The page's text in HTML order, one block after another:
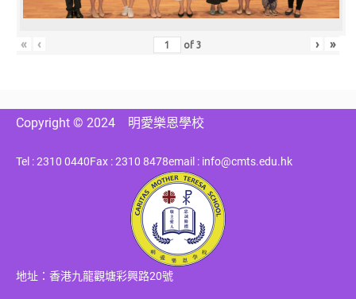
« ‹ of3 › »
Copyright © 2024 明愛樂恩學校
Tel : 2310 0440Fax : 2310 8478email : info@cmts.edu.hk
地址：香港九龍觀塘彩興路20號